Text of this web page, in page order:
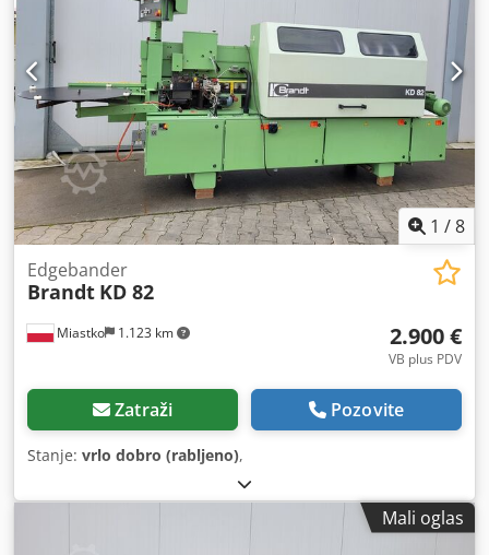
1 /8
Miastko 1.123 km
Edgebander
Brandt KD 82
2.900 €
VB plus PDV
Zatraži Pozovite
Stanje: vrlo dobro (rabljeno),
Mali oglas